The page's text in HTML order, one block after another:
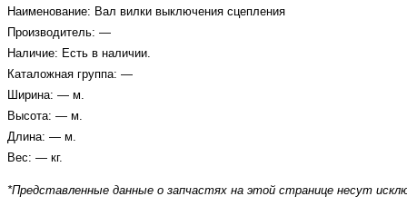
Наименование: Вал вилки выключения сцепления
Производитель: —
Наличие: Есть в наличии.
Каталожная группа: —
Ширина: — м.
Высота: — м.
Длина: — м.
Вес: — кг.
*Представленные данные о запчастях на этой странице несут